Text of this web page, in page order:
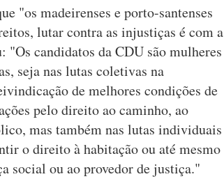
"os madeirenses e porto-santenses
lutar contra as injustiças é com a
"Os candidatos da CDU são mulheres
seja nas lutas coletivas na
de melhores condições de
pelo direito ao caminho, ao
mas também nas lutas individuais
o direito à habitação ou até mesmo
social ou ao provedor de justiça."